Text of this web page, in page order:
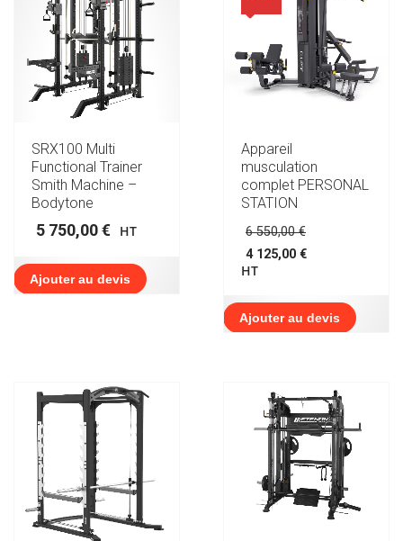
SRX100 Multi
Functional Trainer
Smith Machine –
Bodytone
5 750,00€ HT
Ajouter au devis
Appareil
musculation
complet PERSONAL
STATION
6 550,00€
550,00 €.
4 125,00 €
Le
actuel
est :
4
HT
Ajouter au devis